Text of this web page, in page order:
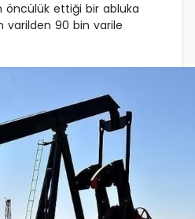
öncülük ettiği bir abluka
varilden 90 bin varile